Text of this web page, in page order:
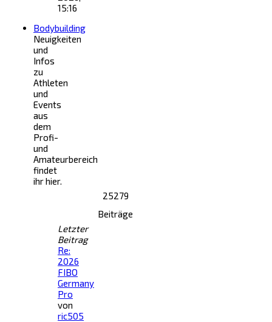
15:16
Bodybuilding
Neuigkeiten
und
Infos
zu
Athleten
und
Events
aus
dem
Profi-
und
Amateurbereich
findet
ihr hier.
25279
Beiträge
Letzter
Beitrag
Re:
2026
FIBO
Germany
Pro
von
ric505